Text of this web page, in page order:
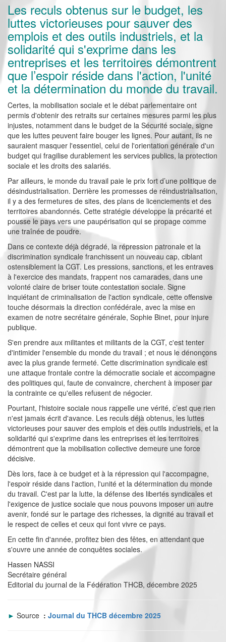
Les reculs obtenus sur le budget, les
luttes victorieuses pour sauver des
emplois et des outils industriels, et la
solidarité qui s'exprime dans les
entreprises et les territoires démontrent
que l’espoir réside dans l'action, l'unité
et la détermination du monde du travail.
Certes, la mobilisation sociale et le débat parlementaire ont
permis d'obtenir des retraits sur certaines mesures parmi les plus
injustes, notamment dans le budget de la Sécurité sociale, signe
que les luttes peuvent faire bouger les lignes. Pour autant, ils ne
sauraient masquer l'essentiel, celui de l'orientation générale d'un
budget qui fragilise durablement les services publics, la protection
sociale et les droits des salariés.
Par ailleurs, le monde du travail paie le prix fort d’une politique de
désindustrialisation. Derrière les promesses de réindustrialisation,
il y a des fermetures de sites, des plans de licenciements et des
territoires abandonnés. Cette stratégie développe la précarité et
pousse le pays vers une paupérisation qui se propage comme
une traînée de poudre.
Dans ce contexte déjà dégradé, la répression patronale et la
discrimination syndicale franchissent un nouveau cap, ciblant
ostensiblement la CGT. Les pressions, sanctions, et les entraves
à l'exercice des mandats, frappent nos camarades, dans une
volonté claire de briser toute contestation sociale. Signe
inquiétant de criminalisation de l'action syndicale, cette offensive
touche désormais la direction confédérale, avec la mise en
examen de notre secrétaire générale, Sophie Binet, pour injure
publique.
S'en prendre aux militantes et militants de la CGT, c'est tenter
d'intimider l'ensemble du monde du travail ; et nous le dénonçons
avec la plus grande fermeté. Cette discrimination syndicale est
une attaque frontale contre la démocratie sociale et accompagne
des politiques qui, faute de convaincre, cherchent à imposer par
la contrainte ce qu'elles refusent de négocier.
Pourtant, l'histoire sociale nous rappelle une vérité, c’est que rien
n'est jamais écrit d'avance. Les reculs déjà obtenus, les luttes
victorieuses pour sauver des emplois et des outils industriels, et la
solidarité qui s'exprime dans les entreprises et les territoires
démontrent que la mobilisation collective demeure une force
décisive.
Dès lors, face à ce budget et à la répression qui l'accompagne,
l'espoir réside dans l'action, l'unité et la détermination du monde
du travail. C'est par la lutte, la défense des libertés syndicales et
l'exigence de justice sociale que nous pouvons imposer un autre
avenir, fondé sur le partage des richesses, la dignité au travail et
le respect de celles et ceux qui font vivre ce pays.
En cette fin d'année, profitez bien des fêtes, en attendant que
s'ouvre une année de conquêtes sociales.
Hassen NASSI
Secrétaire général
Editorial du journal de la Fédération THCB, décembre 2025
► Source : Journal du THCB décembre 2025